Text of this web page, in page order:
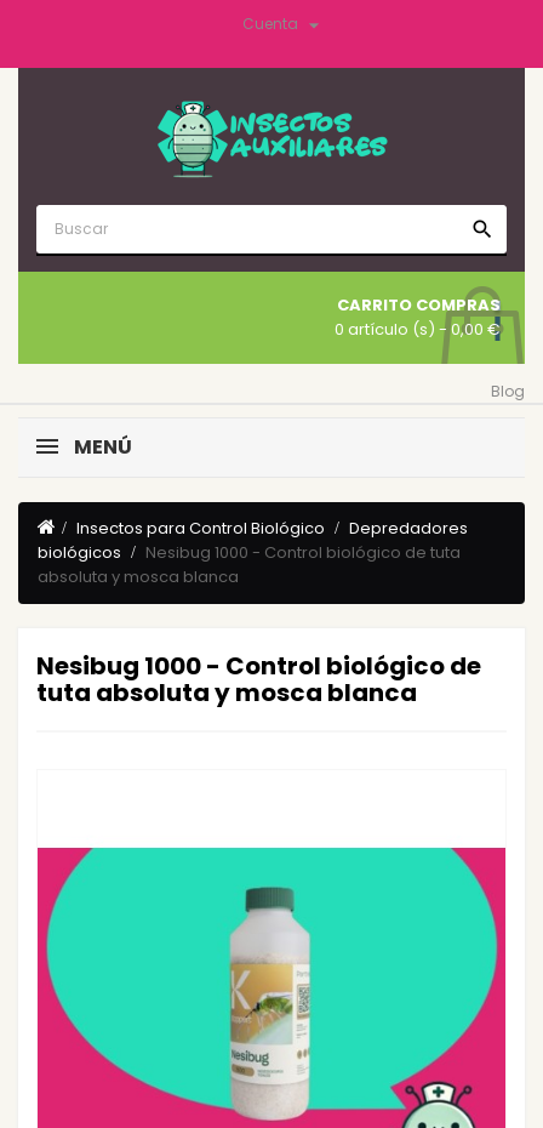
Cuenta 
search
CARRITO COMPRAS
0 artículo (s) - 0,00 €
Blog
MENÚ
Insectos para Control Biológico
Depredadores
biológicos
Nesibug 1000 - Control biológico de tuta
absoluta y mosca blanca
Nesibug 1000 - Control biológico de
tuta absoluta y mosca blanca